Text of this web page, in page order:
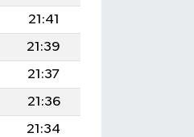
21:41
21:39
21:37
21:36
21:34